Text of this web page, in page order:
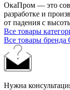
ОкаПром — это
разработке и
от падения с
Все товары
Все товары
Нужна